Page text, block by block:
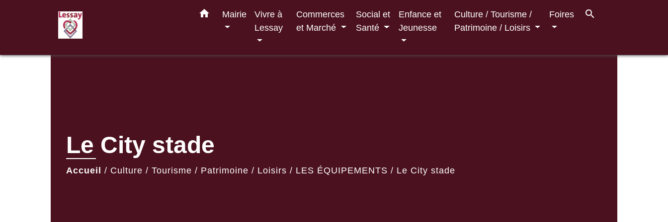
home Mairie
Vivre à
Lessay
Commerces
et Marché
Social et
Santé
Enfance et
Jeunesse
Culture / Tourisme /
Patrimoine / Loisirs
Foires search
Le City stade
Accueil / Culture / Tourisme / Patrimoine / Loisirs / LES ÉQUIPEMENTS / Le City stade